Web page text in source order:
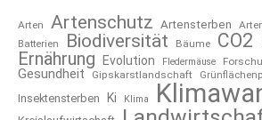
Arten Artenschutz Artensterben
Batterien
Biodiversität Bäume CO2
Ernährung
Evolution Fledermäuse
Gesundheit Gipskarstlandschaft
Insektensterben Ki Klima